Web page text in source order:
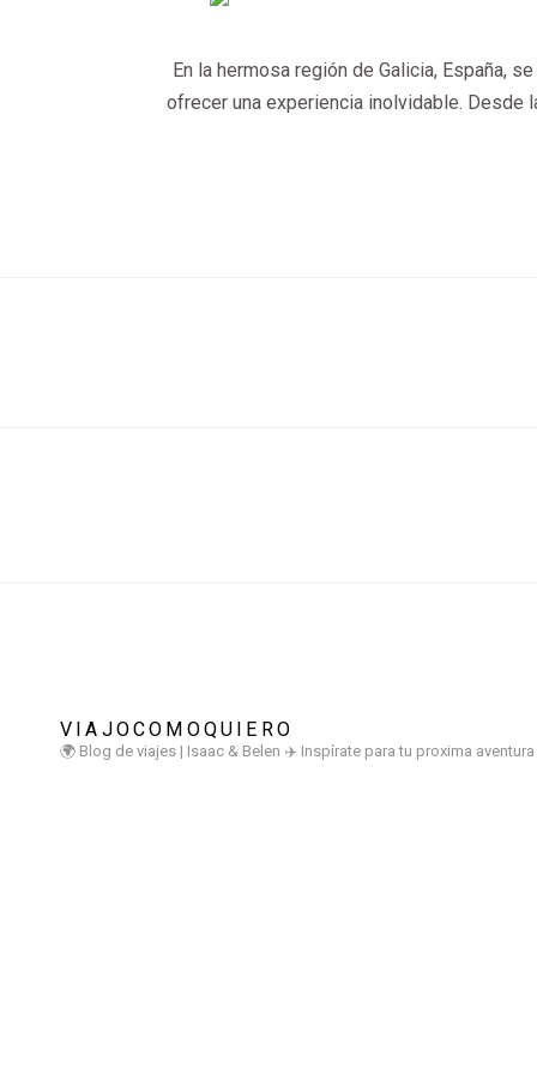
En la hermosa región de Galicia, España,
ofrecer una experiencia inolvidable. Desde
VIAJOCOMOQUIERO
🌍 Blog de viajes | Isaac & Belen ✈️ Inspírate para tu proxima aventura